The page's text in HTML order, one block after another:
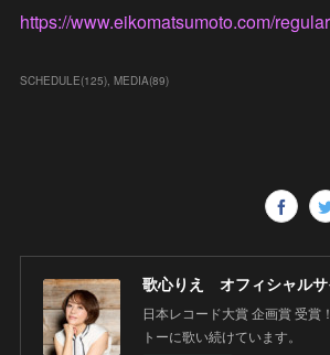
https://www.eikomatsumoto.com/regular
SCHEDULE(125) MEDIA(89)
歌心りえ オフィシャルサ
日本レコード大賞 企画賞 受賞
トーに歌い続けています。